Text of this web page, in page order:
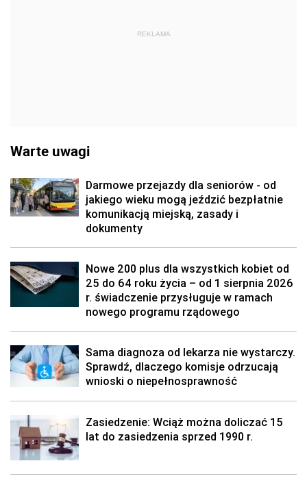
REKLAMA
Warte uwagi
Darmowe przejazdy dla seniorów - od
jakiego wieku mogą jeździć bezpłatnie
komunikacją miejską, zasady i
dokumenty
Nowe 200 plus dla wszystkich kobiet od
25 do 64 roku życia – od 1 sierpnia 2026
r. świadczenie przysługuje w ramach
nowego programu rządowego
Sama diagnoza od lekarza nie wystarczy.
Sprawdź, dlaczego komisje odrzucają
wnioski o niepełnosprawność
Zasiedzenie: Wciąż można doliczać 15
lat do zasiedzenia sprzed 1990 r.